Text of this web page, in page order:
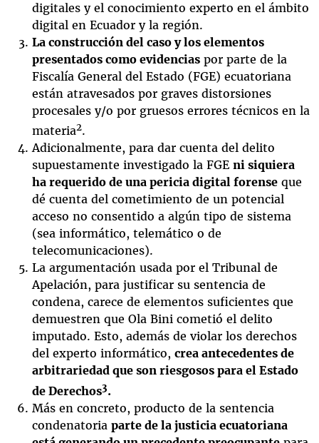
digitales y el conocimiento experto en el ámbito
digital en Ecuador y la región.
La construcción del caso y los elementos
presentados como evidenciaspor parte de la
Fiscalía General del Estado (FGE) ecuatoriana
están atravesados por graves distorsiones
procesales y/o por gruesos errores técnicos en la
materia2.
Adicionalmente, para dar cuenta del delito
supuestamente investigado la FGE ni siquiera
ha requerido de una pericia digital forenseque
dé cuenta del cometimiento de un potencial
acceso no consentido a algún tipo de sistema
(sea informático, telemático o de
telecomunicaciones).
La argumentación usada por el Tribunal de
Apelación, para justificar su sentencia de
condena, carece de elementos suficientes que
demuestren que Ola Bini cometió el delito
imputado. Esto, además de violar los derechos
del experto informático, crea antecedentes de
arbitrariedad que son riesgosos para el Estado
de Derechos3.
Más en concreto, producto de la sentencia
condenatoria parte de la justicia ecuatoriana